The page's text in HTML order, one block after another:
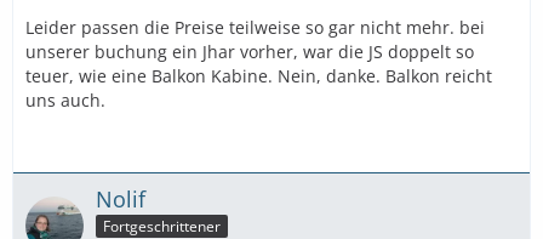
Leider passen die Preise teilweise so gar nicht mehr. bei
unserer buchung ein Jhar vorher, war die JS doppelt so
teuer, wie eine Balkon Kabine. Nein, danke. Balkon reicht
uns auch.
Nolif
Fortgeschrittener